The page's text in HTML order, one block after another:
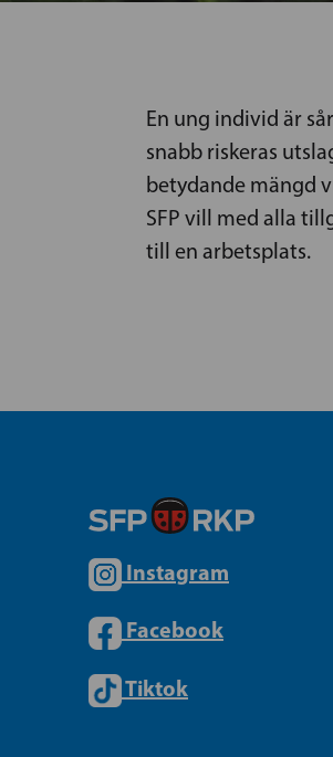
En ung individ är
snabb riskeras
betydande mängd
SFP vill med alla
till en arbetsplats.
Instagram
Facebook
Tiktok